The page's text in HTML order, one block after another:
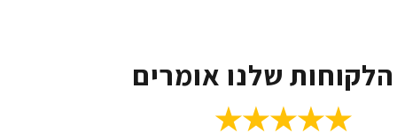
שלנו אומרים
★★★★★